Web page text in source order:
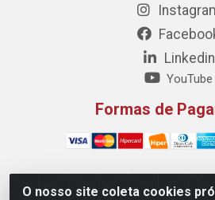
O nosso site coleta cookies
Linkedin
YouTube
Formas de